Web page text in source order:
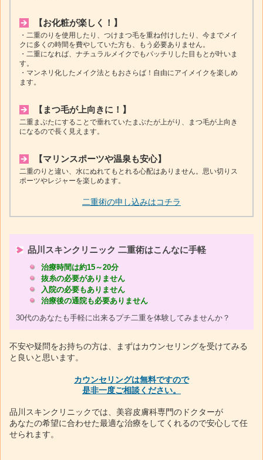
【お化粧が楽しく！】
・二重のりを使用したり、つけまつ毛を重ね付けしたり、今までメイ
クに多くの時間を費やしていた方も、もう必要ありません。
・二重になれば、ナチュラルメイクでもパッチリした目もとが叶いま
す。
・マンネリ化したメイク法ともおさらば！自由にアイメイクを楽しめ
ます。
【まつ毛が上向きに！】
二重まぶたにすることで垂れていたまぶたが上がり、まつ毛が上向き
になるので長く見えます。
【マリンスポーツや温泉も安心】
二重のりと違い、水にぬれてもとれる心配はありません。思い切りス
ポーツやレジャーを楽しめます。
二重術の申し込みはコチラ
品川スキンクリニック 二重術はこんなに手軽
治療時間は約15～20分
抜糸の必要がありません
入院の必要もありません
治療後の通院も必要ありません
30代のあなたも手軽に出来るプチ二重を体験してみませんか？
不安や疑問をお持ちの方は、まずはカウンセリングを受けてみる
と良いと思います。
カウンセリングは無料ですので
是非一度ご相談ください。
品川スキンクリニックでは、美容皮膚科専門のドクターが
あなたの希望に合わせた最適な治療をしてくれるので安心して任
せられます。